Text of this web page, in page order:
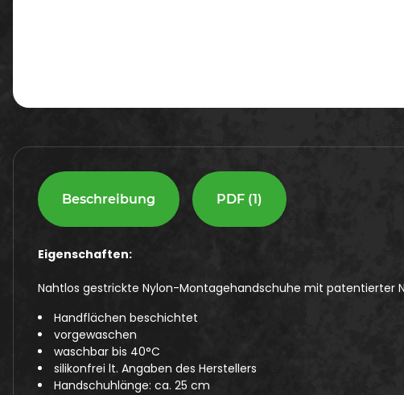
Beschreibung PDF (1)
Eigenschaften:
Nahtlos gestrickte Nylon-Montagehandschuhe mit patentierter
Handflächen beschichtet
vorgewaschen
waschbar bis 40°C
silikonfrei lt. Angaben des Herstellers
Handschuhlänge: ca. 25 cm